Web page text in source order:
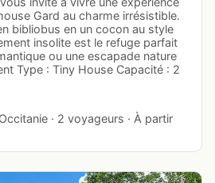
Gard au charme irrésistible.
bibliobus en un cocon au style
insolite est le refuge parfait
ou une escapade nature
Type : Tiny House Capacité : 2
· 2 voyageurs · À partir